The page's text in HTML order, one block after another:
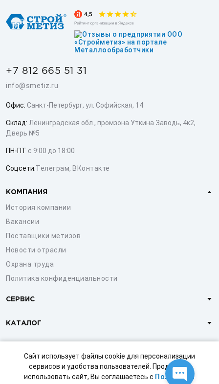
Сайт использует файлы cookie для персонализации
сервисов и удобства пользователей. Продолжая
использовать сайт, Вы соглашаетесь с Политикой
+7 812 665 51 31
info@smetiz.ru
Офис: Санкт-Петербург, ул. Софийская, 14
Склад: Ленинградская обл., промзона Уткина Заводь, 4к2,
Дверь №5
ПН-ПТ с 9:00 до 18:00
Соцсети:Телеграм, ВКонтакте
КОМПАНИЯ
История компании
Вакансии
Поставщики метизов
Новости отрасли
Охрана труда
Политика конфиденциальности
СЕРВИС
КАТАЛОГ